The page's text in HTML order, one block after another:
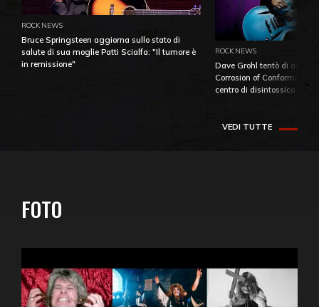
ROCK NEWS
Bruce Springsteen aggiorna sullo stato di
salute di sua moglie Patti Scialfa: "Il tumore è
in remissione"
ROCK NEWS
Dave Grohl tentò di
Corrosion of Conformity
centro di
VEDI TUTTE
FOTO